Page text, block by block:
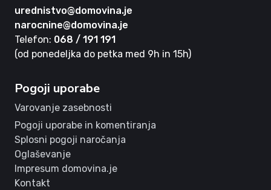
urednistvo@domovina.je
narocnine@domovina.je
Telefon: 068 / 191 191
(od ponedeljka do petka med 9h in 15h)
Pogoji uporabe
Varovanje zasebnosti
Pogoji uporabe in komentiranja
Splosni pogoji naročanja
Oglaševanje
Impresum domovina.je
Kontakt